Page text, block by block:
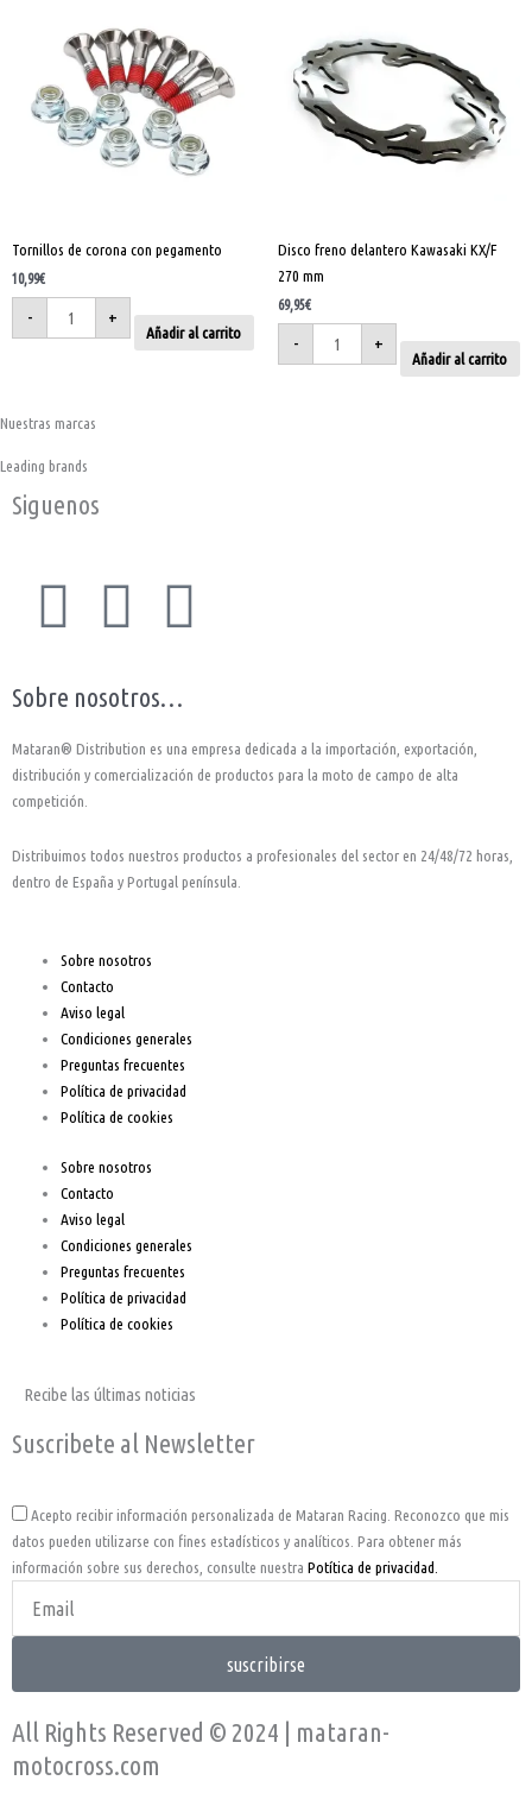
Tornillos de corona con pegamento
10,99€
-
pegamento
cantidad
+
Añadir al carrito
Disco freno delantero Kawasaki KX/F
270 mm
69,95€
-
KX/F
270
mm
cantidad
+
Añadir al carrito
Nuestras marcas
Leading brands
Siguenos
F
c
e
b
o
o
k
-
f
I
s
t
a
g
r
a
m
Y
u
t
u
b
Sobre nosotros…
Mataran® Distribution es una empresa dedicada a la importación, exportación,
distribución y comercialización de productos para la moto de campo de alta
competición.
Distribuimos todos nuestros productos a profesionales del sector en 24/48/72 horas,
dentro de España y Portugal península.
Sobre nosotros
Contacto
Aviso legal
Condiciones generales
Preguntas frecuentes
Política de privacidad
Política de cookies
Sobre nosotros
Contacto
Aviso legal
Condiciones generales
Preguntas frecuentes
Política de privacidad
Política de cookies
Recibe las últimas noticias
Suscribete al Newsletter
AceptoAcepto recibir información personalizada de Mataran Racing. Reconozco que mis
datos pueden utilizarse con fines estadísticos y analíticos. Para obtener más
información sobre sus derechos, consulte nuestra Potítica de privacidad.
Address
suscribirse
All Rights Reserved © 2024 | mataran-
motocross.com